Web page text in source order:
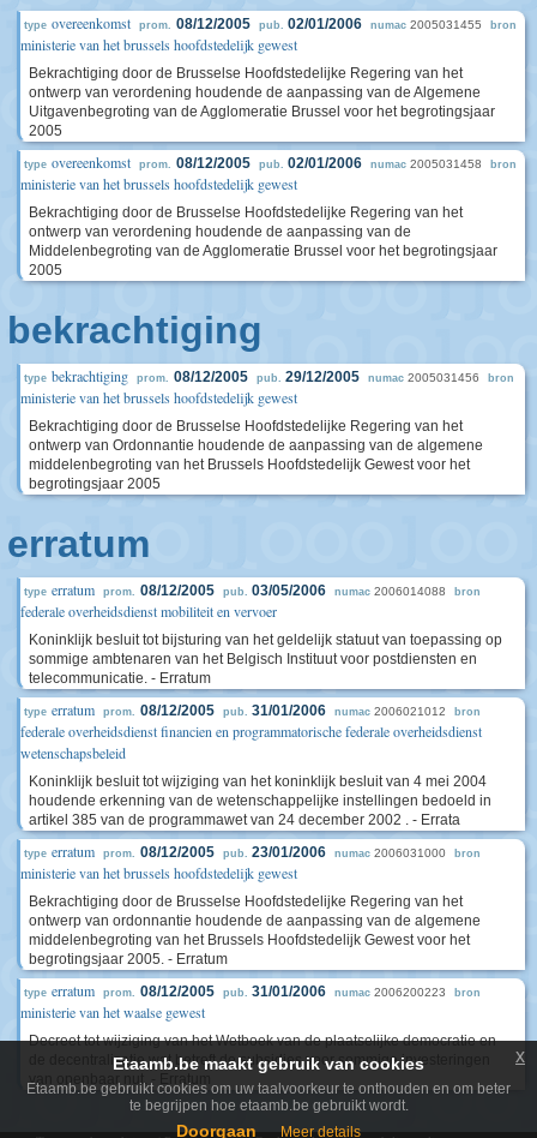
type overeenkomst prom. 08/12/2005 pub. 02/01/2006 numac 2005031455 bron
ministerie van het brussels hoofdstedelijk gewest
Bekrachtiging door de Brusselse Hoofdstedelijke Regering van het
ontwerp van verordening houdende de aanpassing van de Algemene
Uitgavenbegroting van de Agglomeratie Brussel voor het begrotingsjaar
2005
type overeenkomst prom. 08/12/2005 pub. 02/01/2006 numac 2005031458 bron
ministerie van het brussels hoofdstedelijk gewest
Bekrachtiging door de Brusselse Hoofdstedelijke Regering van het
ontwerp van verordening houdende de aanpassing van de
Middelenbegroting van de Agglomeratie Brussel voor het begrotingsjaar
2005
bekrachtiging
type bekrachtiging prom. 08/12/2005 pub. 29/12/2005 numac 2005031456 bron
ministerie van het brussels hoofdstedelijk gewest
Bekrachtiging door de Brusselse Hoofdstedelijke Regering van het
ontwerp van Ordonnantie houdende de aanpassing van de algemene
middelenbegroting van het Brussels Hoofdstedelijk Gewest voor het
begrotingsjaar 2005
erratum
type erratum prom. 08/12/2005 pub. 03/05/2006 numac 2006014088 bron
federale overheidsdienst mobiliteit en vervoer
Koninklijk besluit tot bijsturing van het geldelijk statuut van toepassing op
sommige ambtenaren van het Belgisch Instituut voor postdiensten en
telecommunicatie. - Erratum
type erratum prom. 08/12/2005 pub. 31/01/2006 numac 2006021012 bron
federale overheidsdienst financien en programmatorische federale overheidsdienst
wetenschapsbeleid
Koninklijk besluit tot wijziging van het koninklijk besluit van 4 mei 2004
houdende erkenning van de wetenschappelijke instellingen bedoeld in
artikel 385 van de programmawet van 24 december 2002 . - Errata
type erratum prom. 08/12/2005 pub. 23/01/2006 numac 2006031000 bron
ministerie van het brussels hoofdstedelijk gewest
Bekrachtiging door de Brusselse Hoofdstedelijke Regering van het
ontwerp van ordonnantie houdende de aanpassing van de algemene
middelenbegroting van het Brussels Hoofdstedelijk Gewest voor het
begrotingsjaar 2005. - Erratum
type erratum prom. 08/12/2005 pub. 31/01/2006 numac 2006200223 bron
ministerie van het waalse gewest
Decreet tot wijziging van het Wetboek van de plaatselijke democratie en
de decentralisatie wat betreft de subsidies voor sommige investeringen
van openbaar nut. - Erratum
Etaamb.be maakt gebruik van cookies
Etaamb.be gebruikt cookies om uw taalvoorkeur te onthouden en om beter
te begrijpen hoe etaamb.be gebruikt wordt.
Doorgaan Meer details
x